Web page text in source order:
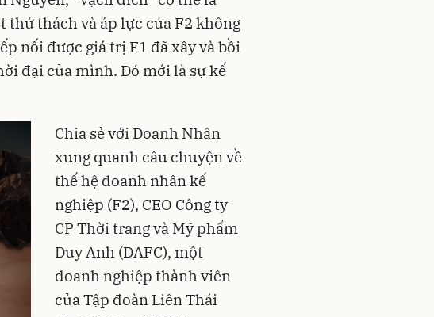
thử thách và áp lực của F2 không
nối được giá trị F1 đã xây và bồi
đại của mình. Đó mới là sự kế
Chia sẻ với Doanh Nhân
xung quanh câu chuyện về
thế hệ doanh nhân kế
nghiệp (F2), CEO Công ty
CP Thời trang và Mỹ phẩm
Duy Anh (DAFC), một
doanh nghiệp thành viên
của Tập đoàn Liên Thái